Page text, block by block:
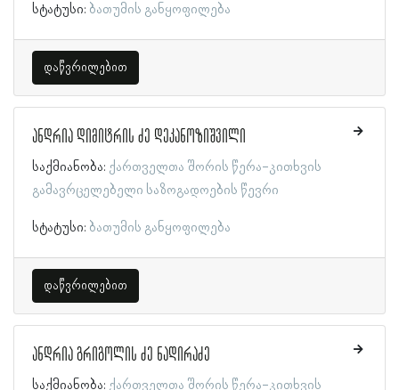
სტატუსი: ბათუმის განყოფილება
დაწვრილებით
ანდრია დიმიტრის ძე დეკანოზიშვილი
საქმიანობა: ქართველთა შორის წერა-კითხვის
გამავრცელებელი საზოგადოების წევრი
სტატუსი: ბათუმის განყოფილება
დაწვრილებით
ანდრია გრიგოლის ძე ნადირაძე
საქმიანობა: ქართველთა შორის წერა-კითხვის